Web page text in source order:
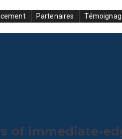
Partenaires
of immediate-